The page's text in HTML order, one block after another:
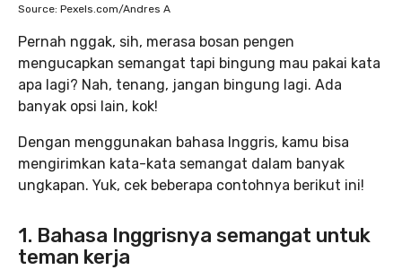
Source: Pexels.com/Andres A
Pernah nggak, sih, merasa bosan pengen
mengucapkan semangat tapi bingung mau pakai kata
apa lagi? Nah, tenang, jangan bingung lagi. Ada
banyak opsi lain, kok!
Dengan menggunakan bahasa Inggris, kamu bisa
mengirimkan kata-kata semangat dalam banyak
ungkapan. Yuk, cek beberapa contohnya berikut ini!
1. Bahasa Inggrisnya semangat untuk
teman kerja